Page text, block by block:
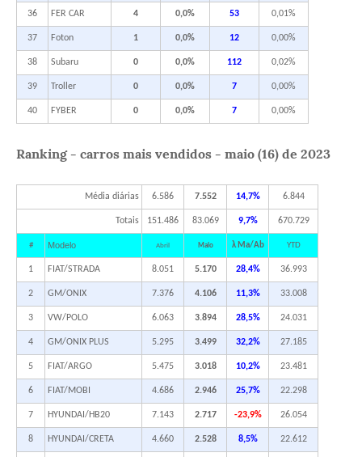
36 FER CAR 4 0,0% 53 0,01%
37 Foton 1 0,0% 12 0,00%
38 Subaru 0 0,0% 112 0,02%
39 Troller 0 0,0% 7 0,00%
40 FYBER 0 0,0% 7 0,00%
Ranking - carros mais vendidos - maio (16) de 2023
Média diárias 6.586 7.552 14,7% 6.844
Totais 151.486 83.069 9,7% 670.729
# Modelo Abril Maio λ Ma/Ab YTD
1 FIAT/STRADA 8.051 5.170 28,4% 36.993
2 GM/ONIX 7.376 4.106 11,3% 33.008
3 VW/POLO 6.063 3.894 28,5% 24.031
4 GM/ONIX PLUS 5.295 3.499 32,2% 27.185
5 FIAT/ARGO 5.475 3.018 10,2% 23.481
6 FIAT/MOBI 4.686 2.946 25,7% 22.298
7 HYUNDAI/HB20 7.143 2.717 -23,9% 26.054
8 HYUNDAI/CRETA 4.660 2.528 8,5% 22.612